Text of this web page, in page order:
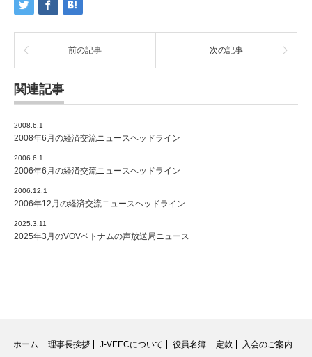
前の記事 次の記事
関連記事
2008.6.1
2008年6月の経済交流ニュースヘッドライン
2006.6.1
2006年6月の経済交流ニュースヘッドライン
2006.12.1
2006年12月の経済交流ニュースヘッドライン
2025.3.11
2025年3月のVOVベトナムの声放送局ニュース
ホーム 理事長挨拶 J-VEECについて 役員名簿 定款 入会のご案内